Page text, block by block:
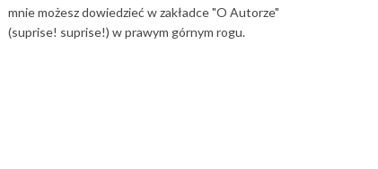
mnie możesz dowiedzieć w zakładce "O Autorze"
(suprise! suprise!) w prawym górnym rogu.